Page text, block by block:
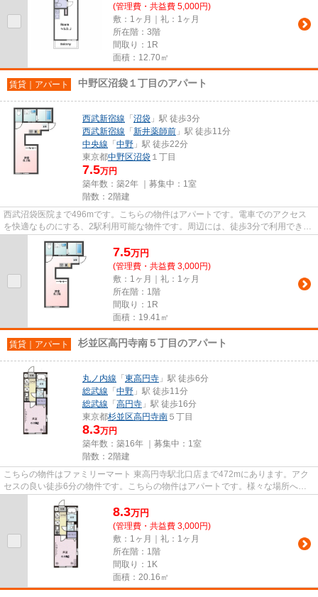
(管理費・共益費 5,000円)
敷：1ヶ月｜礼：1ヶ月
所在階：3階
間取り：1R
面積：12.70㎡
賃貸｜アパート 中野区沼袋１丁目のアパート
西武新宿線 「 沼袋 」駅 徒歩3分
西武新宿線 「 新井薬師前 」駅 徒歩11分
中央線 「 中野 」駅 徒歩22分
東京都中野区沼袋 １丁目
7.5万円
築年数：築2年 ｜募集中： 1室
階数：2階建
西武沼袋医院まで496mです。こちらの物件はアパートです。電車でのアクセス
を快適なものにする、2駅利用可能な物件です。周辺には、徒歩3分で利用できる
駅があります。内見のご連絡はi...
7.5万円
(管理費・共益費 3,000円)
敷：1ヶ月｜礼：1ヶ月
所在階：1階
間取り：1R
面積：19.41㎡
賃貸｜アパート 杉並区高円寺南５丁目のアパート
丸ノ内線 「 東高円寺 」駅 徒歩6分
総武線 「 中野 」駅 徒歩11分
総武線 「 高円寺 」駅 徒歩16分
東京都杉並区高円寺南 ５丁目
8.3万円
築年数：築16年 ｜募集中： 1室
階数：2階建
こちらの物件はファミリーマート 東高円寺駅北口店まで472mにあります。アク
セスの良い徒歩6分の物件です。こちらの物件はアパートです。様々な場所への
アクセスが便利になる、2駅利用...
8.3万円
(管理費・共益費 3,000円)
敷：1ヶ月｜礼：1ヶ月
所在階：1階
間取り：1K
面積：20.16㎡